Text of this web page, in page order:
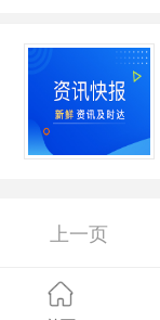
上一页